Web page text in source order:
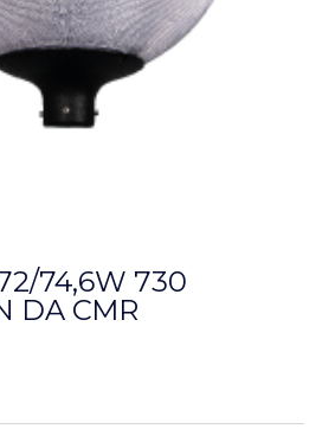
74,6W 730
DA CMR